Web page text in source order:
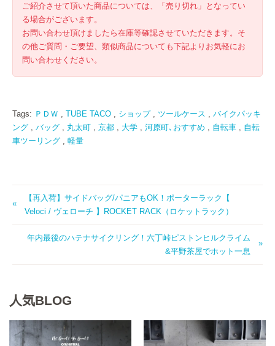
ご紹介させて頂いた商品については、「売り切れ」となってい
る場合がございます。
お問い合わせ頂けましたら在庫等確認させていただきます。そ
の他ご質問・ご要望、類似商品についても下記よりお気軽にお
問い合わせください。
Tags: ＰＤＷ TUBE TACO ショップ, ツールケース
バイクパッキ
ング
バッグ 丸太町 京都 大学 河原町､おすすめ 自転車
自転
車ツーリング
軽量
【再入荷】サイドバッグ/パニアもOK！ポーターラック【
Veloci / ヴェローチ 】ROCKET RACK（ロケットラック）
年内最後のハテナサイクリング！六丁峠ピストンヒルクライム
&平野茶屋でホット一息
人気BLOG